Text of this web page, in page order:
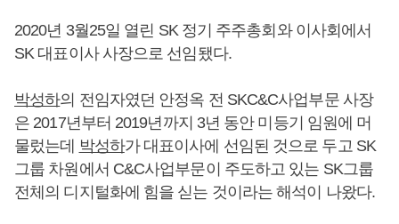
2020년 3월25일 열린 SK 정기 주주총회와 이사회에서
SK 대표이사 사장으로 선임됐다.
박성하의 전임자였던 안정옥 전 SKC&C사업부문 사장
은 2017년부터 2019년까지 3년 동안 미등기 임원에 머
물렀는데 박성하가 대표이사에 선임된 것으로 두고 SK
그룹 차원에서 C&C사업부문이 주도하고 있는 SK그룹
전체의 디지털화에 힘을 싣는 것이라는 해석이 나왔다.